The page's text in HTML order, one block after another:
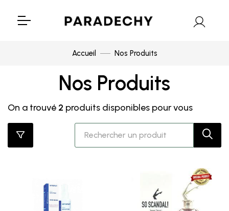
Accueil Nos Produits
Nos Produits
On a trouvé 2 produits disponibles pour vous